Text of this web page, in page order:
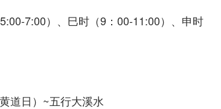
7:00）、巳时（9：00-11:00）、申时
道日）~五行大溪水